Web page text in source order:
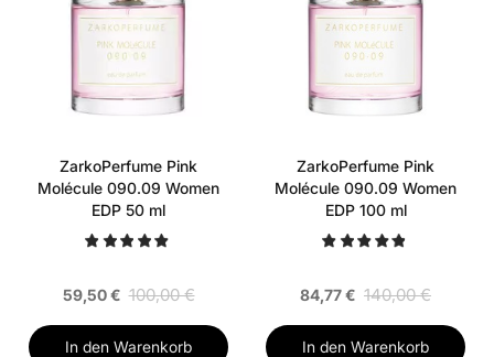
ZarkoPerfume Pink
Molécule 090.09 Women
EDP 50 ml
59,50 € 100,00 €
In den Warenkorb
ZarkoPerfume Pink
Molécule 090.09 Women
EDP 100 ml
84,77 € 140,00 €
In den Warenkorb